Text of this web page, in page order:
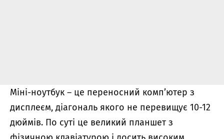
Міні-ноутбук – це переносний комп’ютер з
дисплеєм, діагональ якого не перевищує 10-12
дюймів. По суті це великий планшет з